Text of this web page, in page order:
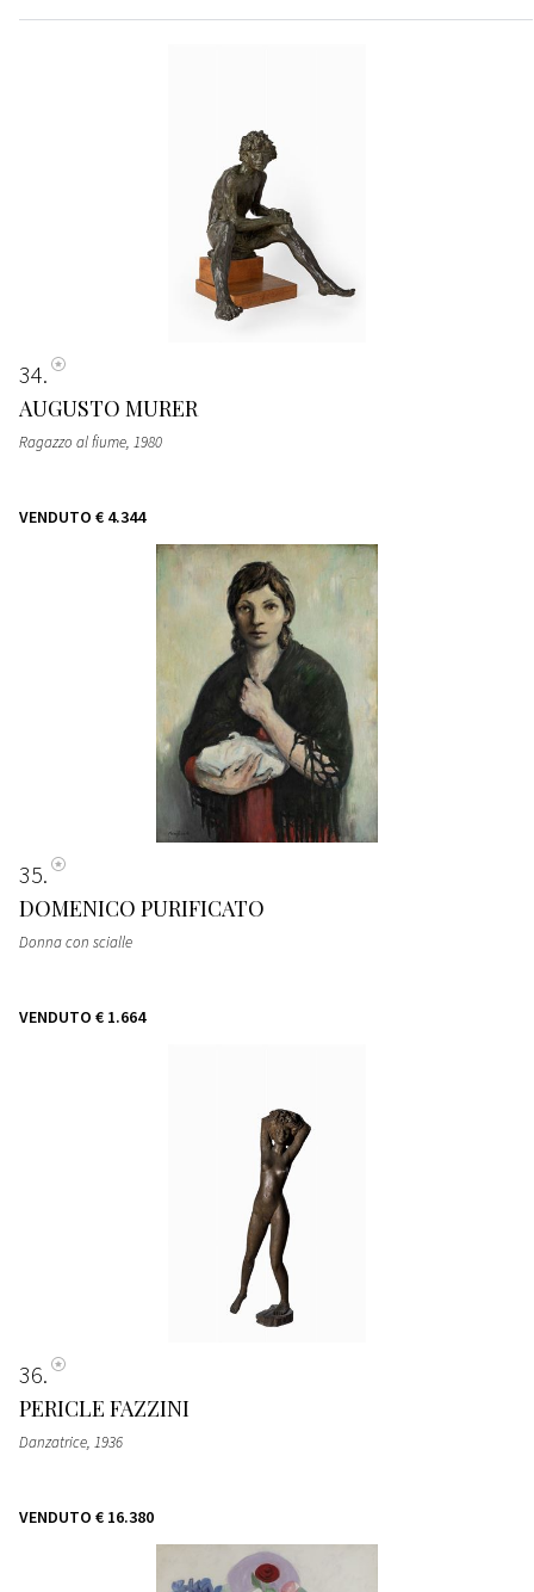
34
AUGUSTO MURER
Ragazzo al fiume, 1980
VENDUTO € 4.344
35
DOMENICO PURIFICATO
Donna con scialle
VENDUTO € 1.664
36
PERICLE FAZZINI
Danzatrice, 1936
VENDUTO € 16.380